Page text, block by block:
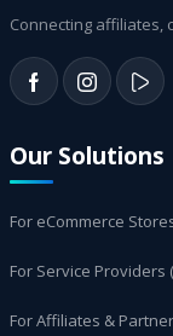
Connecting affiliates,
Our Solutions
For eCommerce
For Service Providers
For Affiliates &